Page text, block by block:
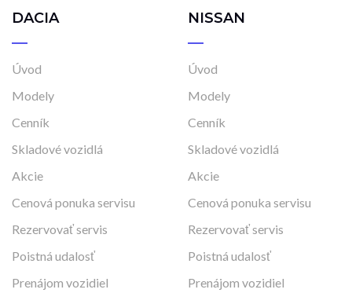
DACIA
Úvod
Modely
Cenník
Skladové vozidlá
Akcie
Cenová ponuka servisu
Rezervovať servis
Poistná udalosť
Prenájom vozidiel
NISSAN
Úvod
Modely
Cenník
Skladové vozidlá
Akcie
Cenová ponuka servisu
Rezervovať servis
Poistná udalosť
Prenájom vozidiel